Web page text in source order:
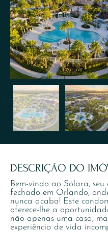
DESCRIÇÃO DO
Bem-vindo ao Solara, seu
fechado em Orlando,
nunca acaba! Este
oferece-lhe a
não apenas uma casa,
experiência de vida